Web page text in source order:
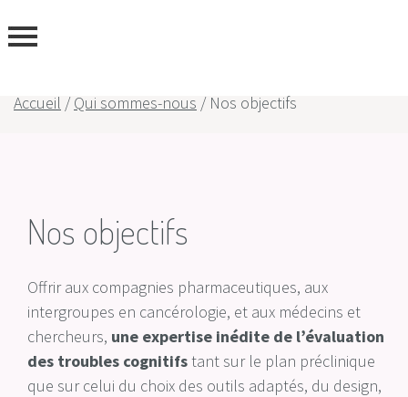
Accueil /Qui sommes-nous / Nos objectifs
Nos objectifs
Offrir aux compagnies pharmaceutiques, aux
intergroupes en cancérologie, et aux médecins et
chercheurs, une expertise inédite de l’évaluation
des troubles cognitifstant sur le plan préclinique
que sur celui du choix des outils adaptés, du design,